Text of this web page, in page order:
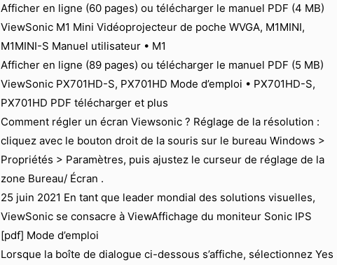
Afficher en ligne (60 pages) ou télécharger le manuel PDF (4 MB)
ViewSonic M1 Mini Vidéoprojecteur de poche WVGA, M1MINI,
M1MINI-S Manuel utilisateur • M1
Afficher en ligne (89 pages) ou télécharger le manuel PDF (5 MB)
ViewSonic PX701HD-S, PX701HD Mode d’emploi • PX701HD-S,
PX701HD PDF télécharger et plus
Comment régler un écran Viewsonic ? Réglage de la résolution :
cliquez avec le bouton droit de la souris sur le bureau Windows >
Propriétés > Paramètres, puis ajustez le curseur de réglage de la
zone Bureau/ Écran .
25 juin 2021 En tant que leader mondial des solutions visuelles,
ViewSonic se consacre à ViewAffichage du moniteur Sonic IPS
[pdf] Mode d’emploi
Lorsque la boîte de dialogue ci-dessous s’affiche, sélectionnez Yes